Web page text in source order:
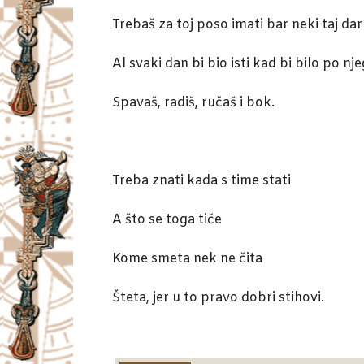
Trebaš za toj poso imati bar neki taj dar
Al svaki dan bi bio isti kad bi bilo po
Spavaš, radiš, ručaš i bok.
Treba znati kada s time stati
A što se toga tiče
Kome smeta nek ne čita
Šteta, jer u to pravo dobri stihovi.